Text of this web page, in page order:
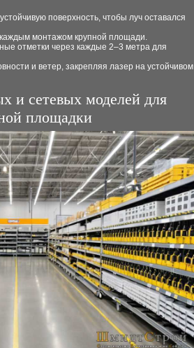
поверхность, чтобы луч оставался
монтажом крупной площади.
отметки через каждые 2–3 метра для
и ветер, закрепляя лазер на устойчивом
и сетевых моделей для
площадки